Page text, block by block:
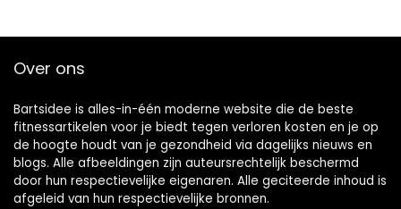
Over ons
Bartsidee is alles-in-één moderne website die de beste
fitnessartikelen voor je biedt tegen verloren kosten en je op
de hoogte houdt van je gezondheid via dagelijks nieuws en
blogs. Alle afbeeldingen zijn auteursrechtelijk beschermd
door hun respectievelijke eigenaren. Alle geciteerde inhoud is
afgeleid van hun respectievelijke bronnen.